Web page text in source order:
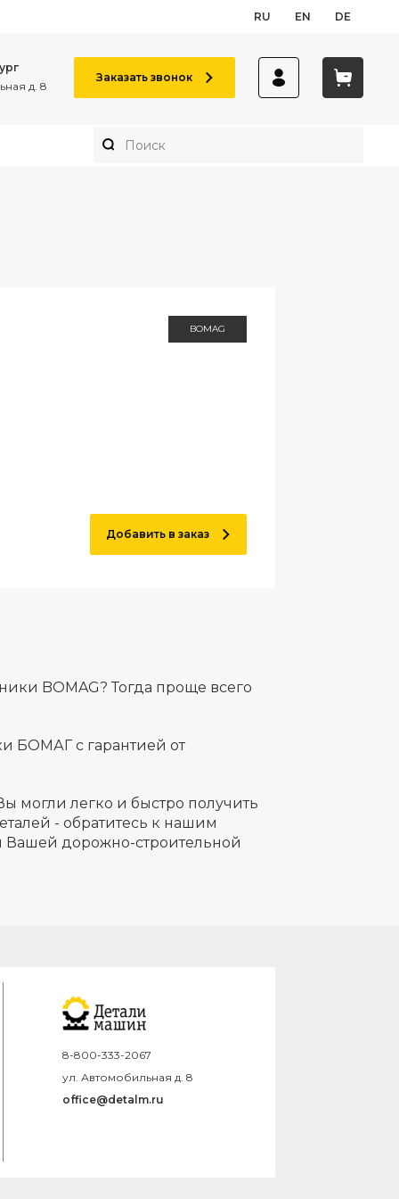
RU EN DE
д. 8
Заказать звонок
BOMAG
Добавить в заказ
BOMAG? Тогда проще всего
БОМАГ с гарантией от
могли легко и быстро получить
- обратитесь к нашим
Вашей дорожно-строительной
8-800-333-2067
ул. Автомобильная д. 8
office@detalm.ru